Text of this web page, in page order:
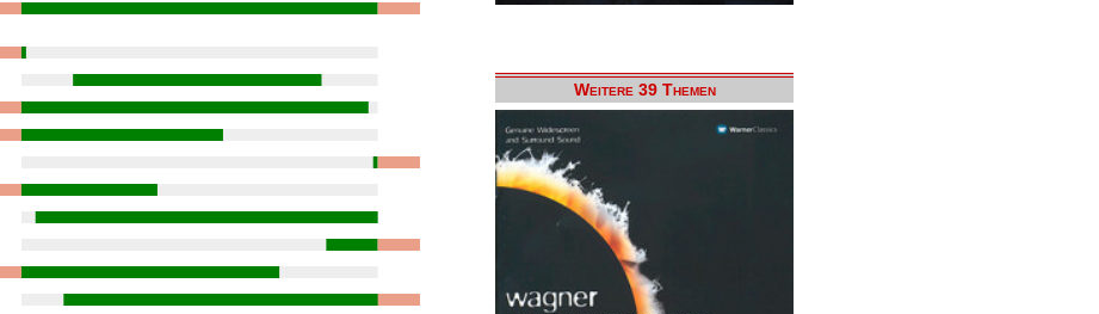
Weitere 39 Themen